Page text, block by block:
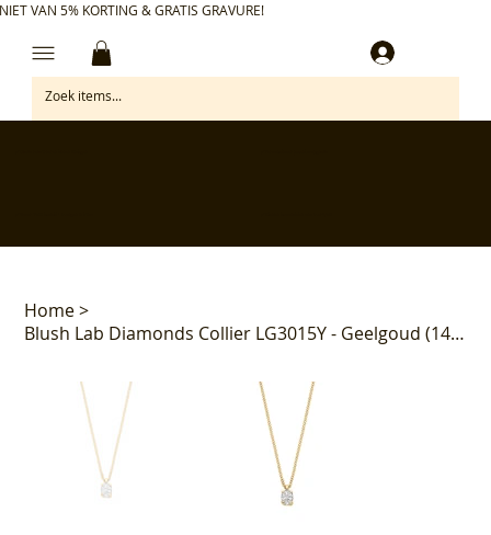
VAN 5% KORTING & GRATIS GRAVURE!
Home>
Blush Lab Diamonds Collier LG3015Y - Geelgoud (14k) met Lab grown Diamant